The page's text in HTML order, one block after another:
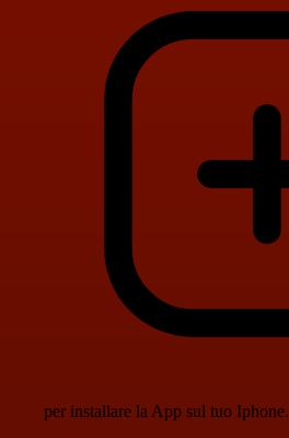
per installare la App sul tuo Iphone.